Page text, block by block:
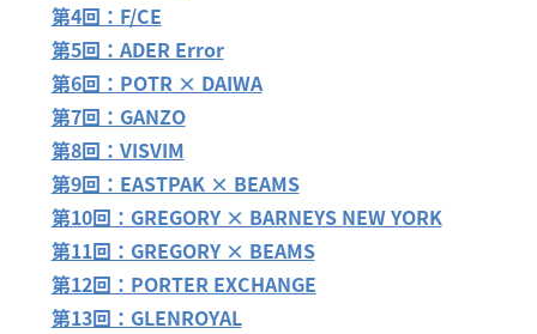
第4回：F/CE
第5回：ADER Error
第6回：POTR × DAIWA
第7回：GANZO
第8回：VISVIM
第9回：EASTPAK × BEAMS
第10回：GREGORY × BARNEYS NEW YORK
第11回：GREGORY × BEAMS
第12回：PORTER EXCHANGE
第13回：GLENROYAL